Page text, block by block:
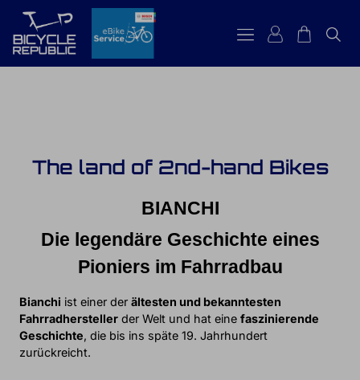
The land of 2nd-hand Bikes
BIANCHI
Die legendäre Geschichte eines
Pioniers im Fahrradbau
Bianchi ist einer der ältesten und bekanntesten
Fahrradhersteller der Welt und hat eine faszinierende
Geschichte, die bis ins späte 19. Jahrhundert
zurückreicht.